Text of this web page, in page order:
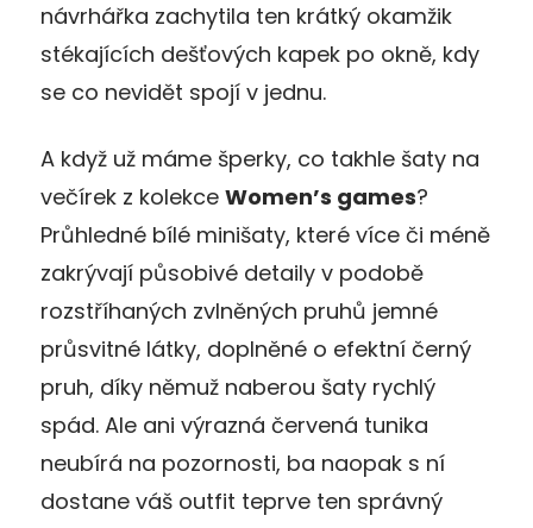
návrhářka zachytila ten krátký okamžik
stékajících dešťových kapek po okně, kdy
se co nevidět spojí v jednu.
A když už máme šperky, co takhle šaty na
večírek z kolekce Women’s games?
Průhledné bílé minišaty, které více či méně
zakrývají působivé detaily v podobě
rozstříhaných zvlněných pruhů jemné
průsvitné látky, doplněné o efektní černý
pruh, díky němuž naberou šaty rychlý
spád. Ale ani výrazná červená tunika
neubírá na pozornosti, ba naopak s ní
dostane váš outfit teprve ten správný